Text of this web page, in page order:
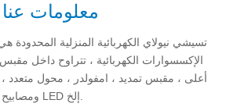
معلومات عنا
تسيشي نيولاي الكهربائية المنزلية المحدودة
الإكسسوارات الكهربائية ، تتراوح داخل مقبس
أعلى ، مقبس تمديد ، امفولدر ، محول متعدد ،